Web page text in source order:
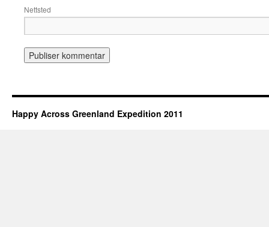
Nettsted
Happy Across Greenland Expedition 2011